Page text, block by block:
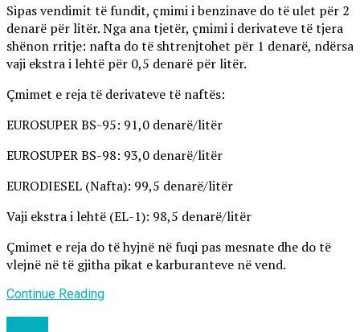
Sipas vendimit të fundit, çmimi i benzinave do të ulet për 2
denarë për litër. Nga ana tjetër, çmimi i derivateve të tjera
shënon rritje: nafta do të shtrenjtohet për 1 denarë, ndërsa
vaji ekstra i lehtë për 0,5 denarë për litër.
Çmimet e reja të derivateve të naftës:
EUROSUPER BS-95: 91,0 denarë/litër
EUROSUPER BS-98: 93,0 denarë/litër
EURODIESEL (Nafta): 99,5 denarë/litër
Vaji ekstra i lehtë (EL-1): 98,5 denarë/litër
Çmimet e reja do të hyjnë në fuqi pas mesnate dhe do të
vlejnë në të gjitha pikat e karburanteve në vend.
Continue Reading